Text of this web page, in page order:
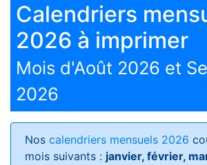
Calendriers
2026 à imprimer
Mois d'Août 2026 et
2026
Nos calendriers mensuels 2026
mois suivants : janvier, février,